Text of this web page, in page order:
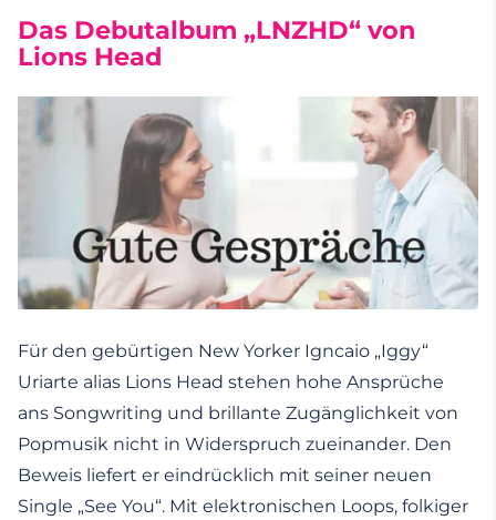
Das Debutalbum „LNZHD“ von
Lions Head
Für den gebürtigen New Yorker Igncaio „Iggy“
Uriarte alias Lions Head stehen hohe Ansprüche
ans Songwriting und brillante Zugänglichkeit von
Popmusik nicht in Widerspruch zueinander. Den
Beweis liefert er eindrücklich mit seiner neuen
Single „See You“. Mit elektronischen Loops, folkiger